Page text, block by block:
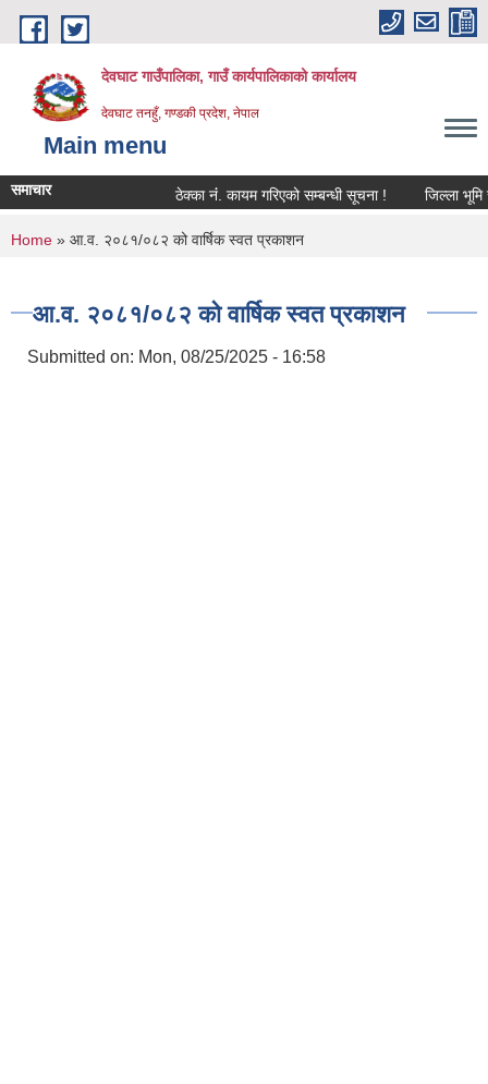
Skip to main content
देवघाट गाउँपालिका, गाउँ कार्यपालिकाको कार्यालय
देवघाट तनहुँ, गण्डकी प्रदेश, नेपाल
Main menu
समाचार ठेक्का नंं. कायम गरिएको सम्बन्धी सूचना ! जिल्ला भूमि
You are here
Home » आ.व. २०८१/०८२ को वार्षिक स्वत प्रकाशन
आ.व. २०८१/०८२ को वार्षिक स्वत प्रकाशन
Submitted on: Mon, 08/25/2025 - 16:58